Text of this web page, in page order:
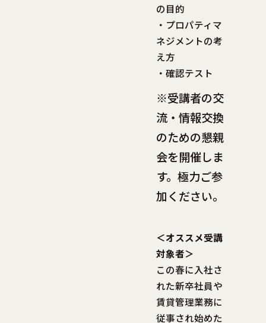
の目的
・プロパティマ
ネジメントの考
え方
・確認テスト
※受講者の交
流・情報交換
のための懇親
会を開催しま
す。極力ご参
加ください。
＜オススメ受講
対象者＞
この春に入社さ
れた新卒社員や
賃貸管理業務に
従事され始めた